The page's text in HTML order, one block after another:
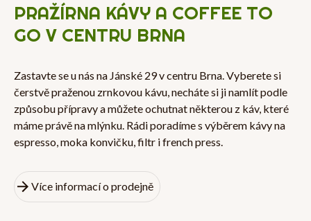
PRAŽÍRNA KÁVY A COFFEE TO
GO V CENTRU BRNA
Zastavte se u nás na Jánské 29 v centru Brna. Vyberete si
čerstvě praženou zrnkovou kávu, necháte si ji namlít podle
způsobu přípravy a můžete ochutnat některou z káv, které
máme právě na mlýnku. Rádi poradíme s výběrem kávy na
espresso, moka konvičku, filtr i french press.
Více informací o prodejně